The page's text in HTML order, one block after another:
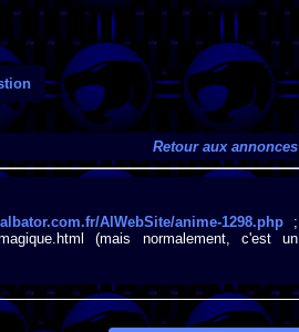
Retour aux annonces
AlWebSite/anime-1298.php ;
magique.html (mais normalement, c'est un